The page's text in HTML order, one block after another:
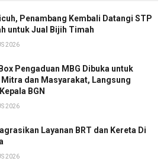
Penambang Kembali Datangi STP
untuk Jual Bijih Timah
2026
Box Pengaduan MBG Dibuka untuk
Mitra dan Masyarakat, Langsung
BGN
2026
Layanan BRT dan Kereta Di
2026